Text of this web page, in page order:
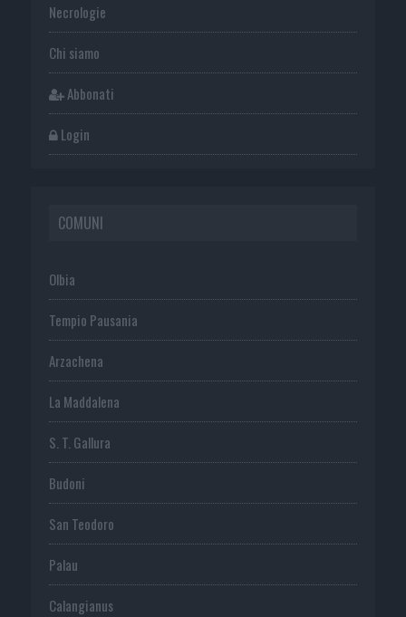
Necrologie
Chi siamo
Abbonati
Login
COMUNI
Olbia
Tempio Pausania
Arzachena
La Maddalena
S. T. Gallura
Budoni
San Teodoro
Palau
Calangianus